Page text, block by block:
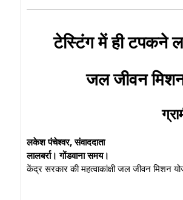
टेस्टिंग में ही टपकने
जल जीवन
लकेश पंचेश्वर, संवाददाता
लालबर्रा। गोंडवाना समय।
केंद्र सरकार की महत्वाकांक्षी जल जीवन मिशन